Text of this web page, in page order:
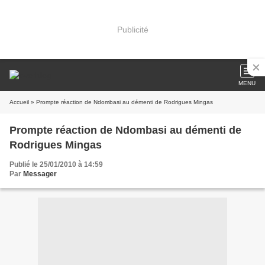
Publicité
MENU
Accueil » Prompte réaction de Ndombasi au démenti de Rodrigues Mingas
Prompte réaction de Ndombasi au démenti de
Rodrigues Mingas
Publié le 25/01/2010 à 14:59
Par Messager